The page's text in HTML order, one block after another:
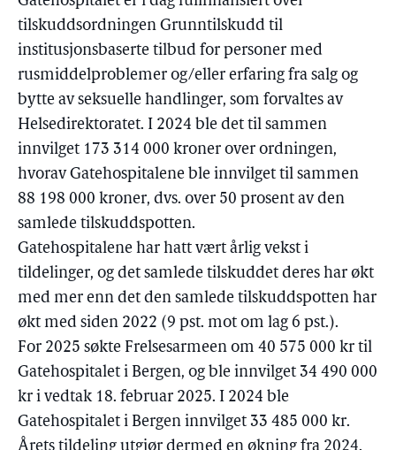
tilskuddsordningen Grunntilskudd til
institusjonsbaserte tilbud for personer med
rusmiddelproblemer og/eller erfaring fra salg og
bytte av seksuelle handlinger, som forvaltes av
Helsedirektoratet. I 2024 ble det til sammen
innvilget 173 314 000 kroner over ordningen,
hvorav Gatehospitalene ble innvilget til sammen
88 198 000 kroner, dvs. over 50 prosent av den
samlede tilskuddspotten.
Gatehospitalene har hatt vært årlig vekst i
tildelinger, og det samlede tilskuddet deres har økt
med mer enn det den samlede tilskuddspotten har
økt med siden 2022 (9 pst. mot om lag 6 pst.).
For 2025 søkte Frelsesarmeen om 40 575 000 kr til
Gatehospitalet i Bergen, og ble innvilget 34 490 000
kr i vedtak 18. februar 2025. I 2024 ble
Gatehospitalet i Bergen innvilget 33 485 000 kr.